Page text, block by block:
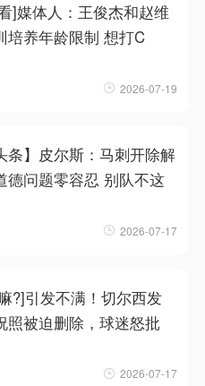
]媒体人：王俊杰和赵维
培养年龄限制 想打C
2026-07-19
条】皮尔斯：马刺开除解
德问题零容忍 别队不这
2026-07-17
?]引发不满！切尔西发
照被迫删除，球迷怒批
2026-07-17